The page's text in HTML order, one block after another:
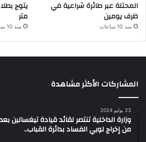
المحتلة عبر طائرة شراعية في
ظرف يومين
منذ 10 ساعات
متر
منذ 10 ساعات
المشاركات الأكثر مشاهدة
23 يوليو 2024
وزارة الداخلية تنتصر لقائد قيادة تيغسالين
من إخراج لوبي الفساد بدائرة القباب..